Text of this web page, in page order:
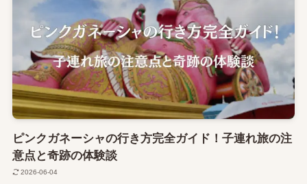
ピンクガネーシャの行き方完全ガイド！子連れ旅の注
意点と奇跡の体験談
2026-06-04